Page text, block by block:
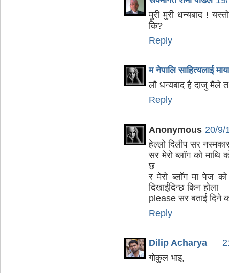
मुरी मुरी धन्यबाद !
कि?
Reply
म नेपालि साहित्यलाई
लौ धन्यबाद है दाजु मैले
Reply
Anonymous 20/9/
हेल्लो दिलीप सर
सर मेरो ब्लॉग को माथि
छ
र मेरो ब्लॉग मा पेज
दिखाईदिन्छ किन होला
please सर बताई दिने
Reply
Dilip Acharya
गोकुल भाइ,